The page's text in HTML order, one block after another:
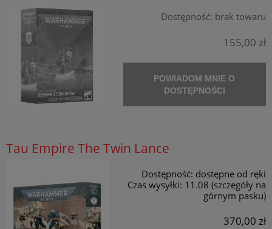
Dostępność: brak towaru
155,00 zł
POWIADOM MNIE O
DOSTĘPNOŚCI
Tau Empire The Twin Lance
Dostępność: dostępne od ręki
Czas wysyłki: 11.08 (szczegóły na
górnym pasku)
370,00 zł